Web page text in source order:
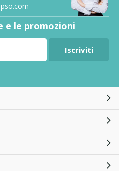
le promozioni
Iscriviti